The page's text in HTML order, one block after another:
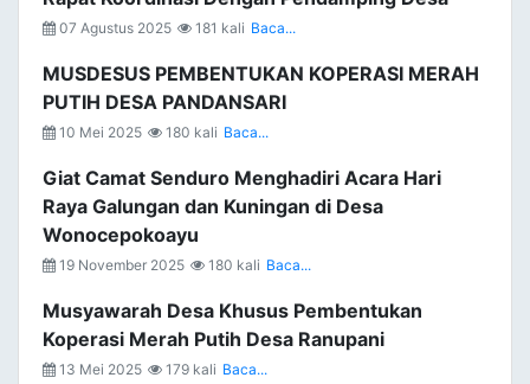
07 Agustus 2025 181 kali Baca...
MUSDESUS PEMBENTUKAN KOPERASI MERAH
PUTIH DESA PANDANSARI
10 Mei 2025 180 kali Baca...
Giat Camat Senduro Menghadiri Acara Hari
Raya Galungan dan Kuningan di Desa
Wonocepokoayu
19 November 2025 180 kali Baca...
Musyawarah Desa Khusus Pembentukan
Koperasi Merah Putih Desa Ranupani
13 Mei 2025 179 kali Baca...